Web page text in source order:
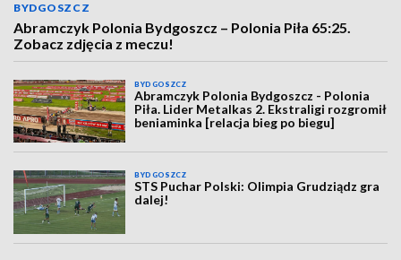
BYDGOSZCZ
Abramczyk Polonia Bydgoszcz – Polonia Piła 65:25.
Zobacz zdjęcia z meczu!
BYDGOSZCZ
Abramczyk Polonia Bydgoszcz - Polonia
Piła. Lider Metalkas 2. Ekstraligi rozgromił
beniaminka [relacja bieg po biegu]
BYDGOSZCZ
STS Puchar Polski: Olimpia Grudziądz gra
dalej!